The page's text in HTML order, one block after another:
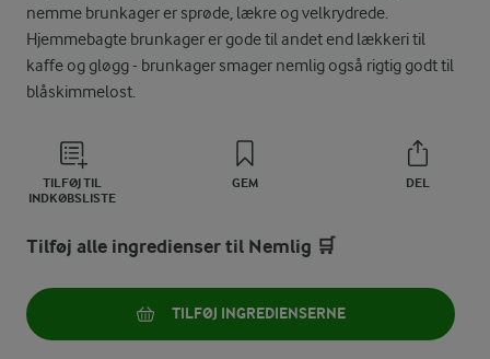
nemme brunkager er sprøde, lækre og velkrydrede.
Hjemmebagte brunkager er gode til andet end lækkeri til
kaffe og gløgg - brunkager smager nemlig også rigtig godt til
blåskimmelost.
TILFØJ TIL
INDKØBSLISTE
GEM DEL
Tilføj alle ingredienser til Nemlig 🛒
TILFØJ INGREDIENSERNE